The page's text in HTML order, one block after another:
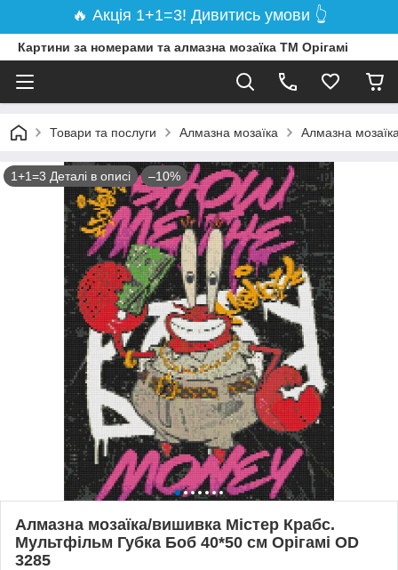
🔥 Акція 1+1=3! Дивитись умови 👆
Картини за номерами та алмазна мозаїка ТМ Орігамі
Товари та послуги Алмазна мозаїка Алмазна
1+1=3 Деталі в описі –10%
Алмазна мозаїка/вишивка Містер Крабс.
Мультфільм Губка Боб 40*50 см Орігамі OD
3285